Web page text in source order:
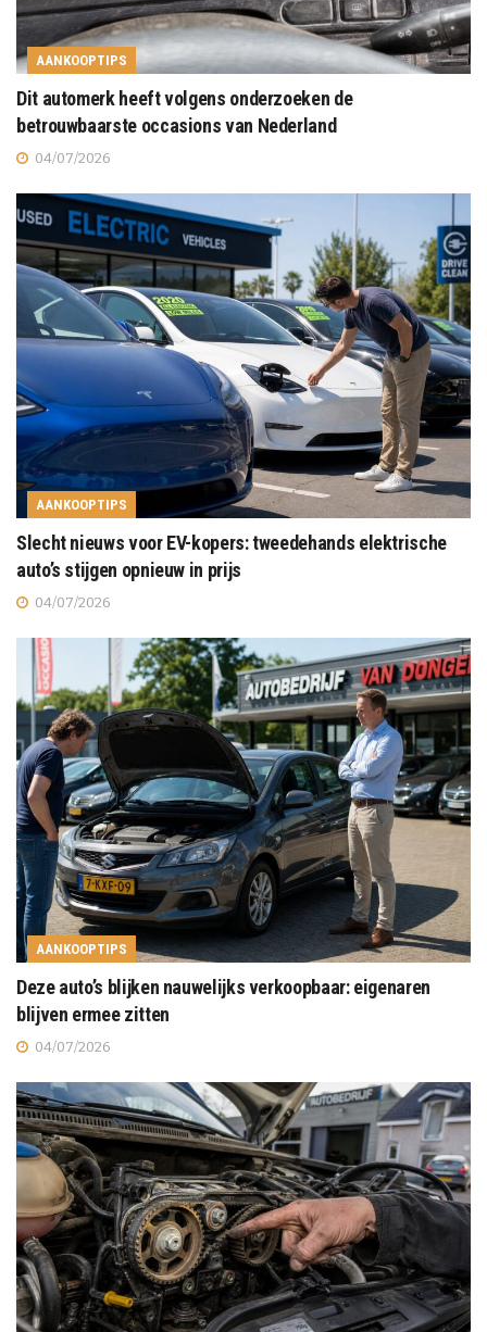
AANKOOPTIPS
Dit automerk heeft volgens onderzoeken de
betrouwbaarste occasions van Nederland
04/07/2026
AANKOOPTIPS
Slecht nieuws voor EV-kopers: tweedehands elektrische
auto’s stijgen opnieuw in prijs
04/07/2026
AANKOOPTIPS
Deze auto’s blijken nauwelijks verkoopbaar: eigenaren
blijven ermee zitten
04/07/2026